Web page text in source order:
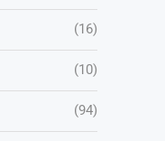
(16)
(10)
(94)